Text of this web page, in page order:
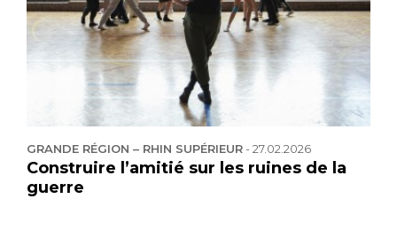
GRANDE RÉGION – RHIN SUPÉRIEUR-27.02.2026
Construire l’amitié sur les ruines de la
guerre